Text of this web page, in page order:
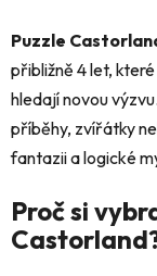
Puzzle
přibližně 4 let,
hledají novou
příběhy, zvířátky
fantazii a logické
Proč si